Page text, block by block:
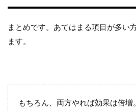
まとめです。あてはまる項目が多い
ます。
もちろん、両方やれば効果は倍増